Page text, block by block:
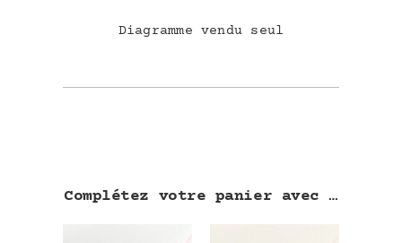
Diagramme vendu seul
Complétez votre panier avec …